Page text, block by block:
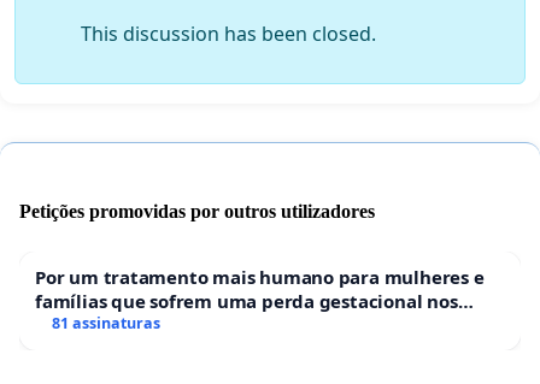
This discussion has been closed.
Petições promovidas por outros utilizadores
Por um tratamento mais humano para mulheres e
famílias que sofrem uma perda gestacional nos
hospitais portugueses
81 assinaturas